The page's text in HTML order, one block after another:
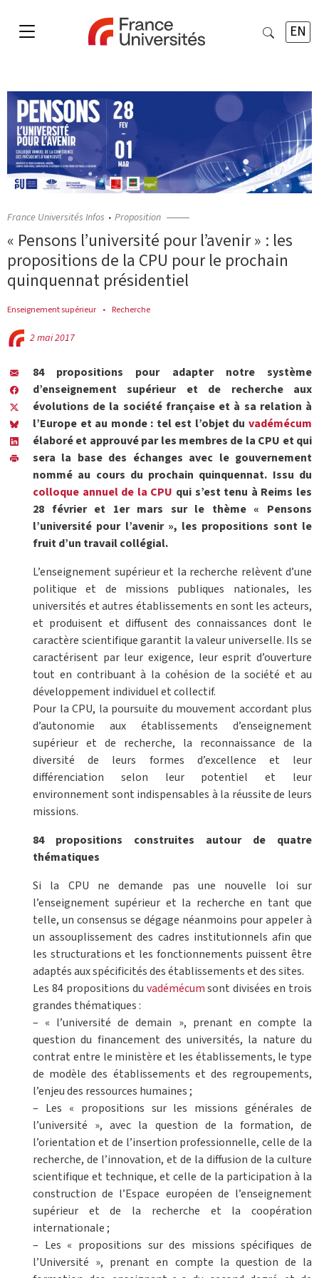
EN
France Universités Infos Proposition
« Pensons l’université pour l’avenir » : les
propositions de la CPU pour le prochain
quinquennat présidentiel
Enseignement supérieur Recherche
2 mai 2017
84 propositions pour adapter notre système
d’enseignement supérieur et de recherche aux
évolutions de la société française et à sa relation à
l’Europe et au monde : tel est l’objet du vadémécum
élaboré et approuvé par les membres de la CPU et qui
sera la base des échanges avec le gouvernement
nommé au cours du prochain quinquennat. Issu du
colloque annuel de la CPU qui s’est tenu à Reims les
28 février et 1er mars sur le thème « Pensons
l’université pour l’avenir », les propositions sont le
fruit d’un travail collégial.
L’enseignement supérieur et la recherche relèvent d’une
politique et de missions publiques nationales, les
universités et autres établissements en sont les acteurs,
et produisent et diffusent des connaissances dont le
caractère scientifique garantit la valeur universelle. Ils se
caractérisent par leur exigence, leur esprit d’ouverture
tout en contribuant à la cohésion de la société et au
développement individuel et collectif.
Pour la CPU, la poursuite du mouvement accordant plus
d’autonomie aux établissements d’enseignement
supérieur et de recherche, la reconnaissance de la
diversité de leurs formes d’excellence et leur
différenciation selon leur potentiel et leur
environnement sont indispensables à la réussite de leurs
missions.
84 propositions construites autour de quatre
thématiques
Si la CPU ne demande pas une nouvelle loi sur
l’enseignement supérieur et la recherche en tant que
telle, un consensus se dégage néanmoins pour appeler à
un assouplissement des cadres institutionnels afin que
les structurations et les fonctionnements puissent être
adaptés aux spécificités des établissements et des sites.
Les 84 propositions du vadémécumsont divisées en trois
grandes thématiques :
– « l’université de demain », prenant en compte la
question du financement des universités, la nature du
contrat entre le ministère et les établissements, le type
de modèle des établissements et des regroupements,
l’enjeu des ressources humaines ;
– Les « propositions sur les missions générales de
l’université », avec la question de la formation, de
l’orientation et de l’insertion professionnelle, celle de la
recherche, de l’innovation, et de la diffusion de la culture
scientifique et technique, et celle de la participation à la
construction de l’Espace européen de l’enseignement
supérieur et de la recherche et la coopération
internationale ;
– Les « propositions sur des missions spécifiques de
l’Université », prenant en compte la question de la